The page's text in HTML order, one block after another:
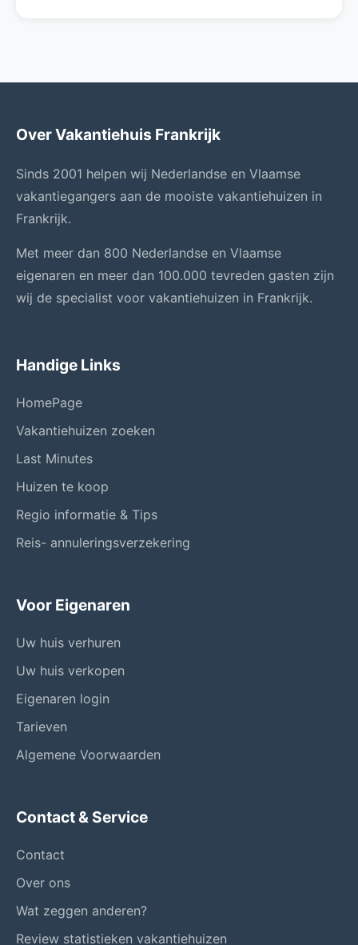
Over Vakantiehuis Frankrijk
Sinds 2001 helpen wij Nederlandse en Vlaamse
vakantiegangers aan de mooiste vakantiehuizen in
Frankrijk.
Met meer dan 800 Nederlandse en Vlaamse
eigenaren en meer dan 100.000 tevreden gasten zijn
wij de specialist voor vakantiehuizen in Frankrijk.
Handige Links
HomePage
Vakantiehuizen zoeken
Last Minutes
Huizen te koop
Regio informatie & Tips
Reis- annuleringsverzekering
Voor Eigenaren
Uw huis verhuren
Uw huis verkopen
Eigenaren login
Tarieven
Algemene Voorwaarden
Contact & Service
Contact
Over ons
Wat zeggen anderen?
Review statistieken vakantiehuizen